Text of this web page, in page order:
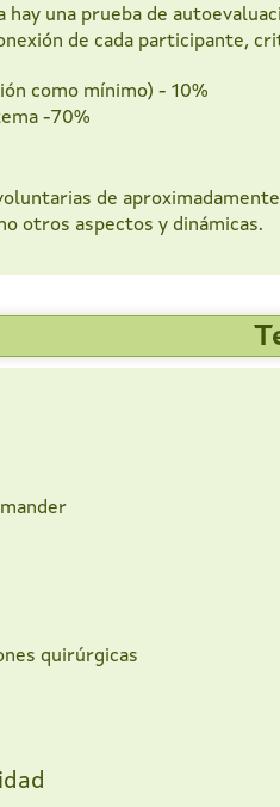
hay una prueba de
de cada participante,
como mínimo) - 10%
-70%
de
otros aspectos y dinámicas.
quirúrgicas